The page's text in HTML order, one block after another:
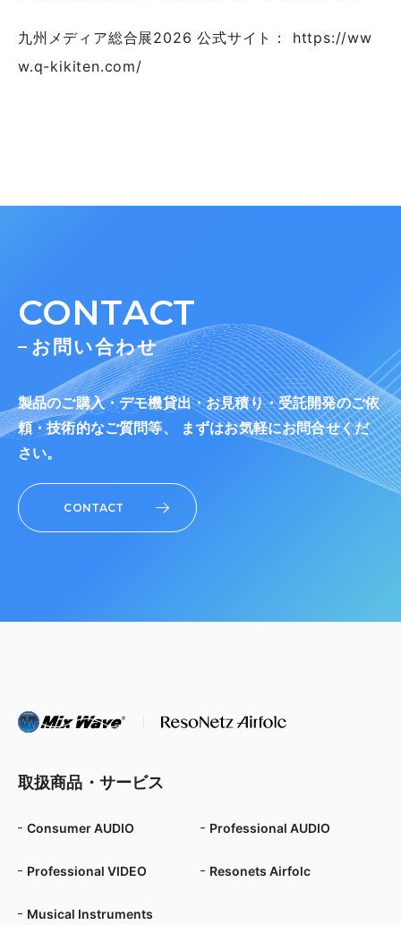
九州メディア総合展2026 公式サイト： https://ww
w.q-kikiten.com/
CONTACT
お問い合わせ
製品のご購入・デモ機貸出・お見積り・受託開発のご依
頼・技術的なご質問等、 まずはお気軽にお問合せくだ
さい。
CONTACT
取扱商品・サービス
Consumer AUDIO Professional AUDIO
Professional VIDEO Resonets Airfolc
Musical Instruments